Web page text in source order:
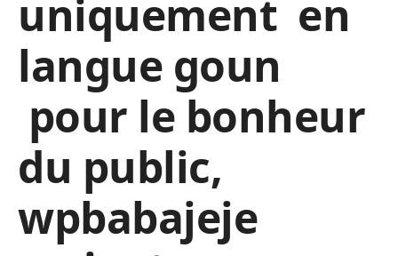
uniquement en
langue goun
pour le bonheur
du public,
wpbabajeje